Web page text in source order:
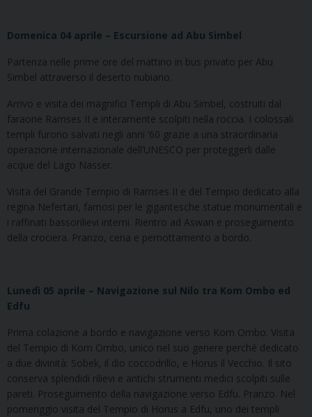
Domenica 04 aprile – Escursione ad Abu Simbel
Partenza nelle prime ore del mattino in bus privato per Abu
Simbel attraverso il deserto nubiano.
Arrivo e visita dei magnifici Templi di Abu Simbel, costruiti dal
faraone Ramses II e interamente scolpiti nella roccia. I colossali
templi furono salvati negli anni ’60 grazie a una straordinaria
operazione internazionale dell’UNESCO per proteggerli dalle
acque del Lago Nasser.
Visita del Grande Tempio di Ramses II e del Tempio dedicato alla
regina Nefertari, famosi per le gigantesche statue monumentali e
i raffinati bassorilievi interni. Rientro ad Aswan e proseguimento
della crociera. Pranzo, cena e pernottamento a bordo.
Lunedì 05 aprile – Navigazione sul Nilo tra Kom Ombo ed
Edfu
Prima colazione a bordo e navigazione verso Kom Ombo. Visita
del Tempio di Kom Ombo, unico nel suo genere perché dedicato
a due divinità: Sobek, il dio coccodrillo, e Horus il Vecchio. Il sito
conserva splendidi rilievi e antichi strumenti medici scolpiti sulle
pareti. Proseguimento della navigazione verso Edfu. Pranzo. Nel
pomeriggio visita del Tempio di Horus a Edfu, uno dei templi